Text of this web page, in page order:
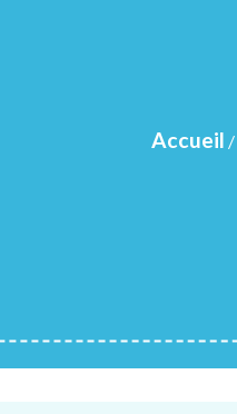
Accueil /